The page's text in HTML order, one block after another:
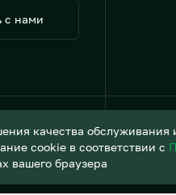
с нами
качества обслуживания
cookie в соответствии с
вашего браузера